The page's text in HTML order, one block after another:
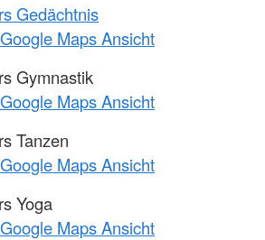
Gedächtnis
Maps Ansicht
Gymnastik
Maps Ansicht
Tanzen
Maps Ansicht
Yoga
Maps Ansicht